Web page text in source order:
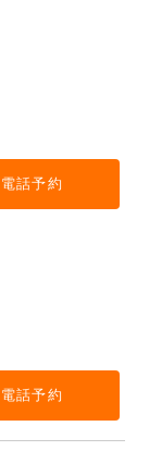
電話予約
電話予約